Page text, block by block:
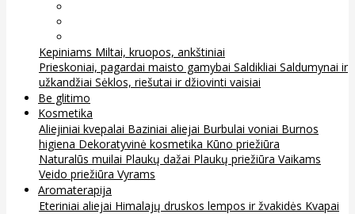
Kepiniams Miltai, kruopos, ankštiniai
Prieskoniai, pagardai maisto gamybai Saldikliai Saldumynai ir
užkandžiai Sėklos, riešutai ir džiovinti vaisiai
Be glitimo
Kosmetika
Aliejiniai kvepalai Baziniai aliejai Burbulai voniai Burnos
higiena Dekoratyvinė kosmetika Kūno priežiūra
Naturalūs muilai Plaukų dažai Plaukų priežiūra Vaikams
Veido priežiūra Vyrams
Aromaterapija
Eteriniai aliejai Himalajų druskos lempos ir žvakidės Kvapai